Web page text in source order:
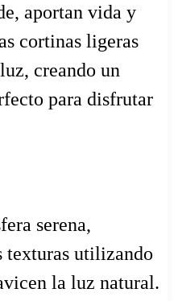
aportan vida y
cortinas ligeras
creando un
para disfrutar
serena,
texturas utilizando
la luz natural.